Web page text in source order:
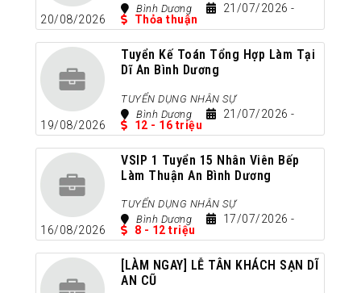
Bình Dương
21/07/2026-
20/08/2026
Thỏa thuận
Tuyển Kế Toán Tổng Hợp Làm Tại
Dĩ An Bình Dương
Cách Đây 3 Tuần
TUYỂN DỤNG NHÂN SỰ
Bình Dương
21/07/2026-
19/08/2026
12 - 16 triệu
VSIP 1 Tuyển 15 Nhân Viên Bếp
Làm Thuận An Bình Dương
Cách Đây 3 Tuần
TUYỂN DỤNG NHÂN SỰ
Bình Dương
17/07/2026-
16/08/2026
8 - 12 triệu
[LÀM NGAY] LỄ TÂN KHÁCH SẠN DĨ
AN CŨ